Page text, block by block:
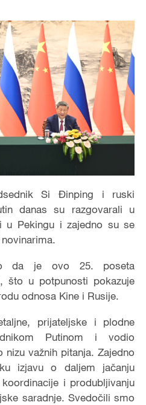
Si Đinping i ruski
danas su razgovarali u
u Pekingu i zajedno su se
da je ovo 25. poseta
što u potpunosti pokazuje
odnosa Kine i Rusije.
prijateljske i plodne
Putinom i vodio
važnih pitanja. Zajedno
izjavu o daljem jačanju
i produbljivanju
saradnje. Svedočili smo